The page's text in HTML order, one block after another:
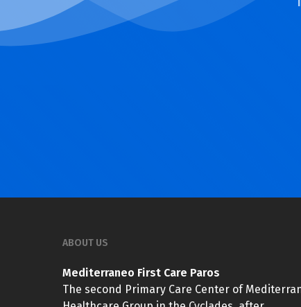
ABOUT US
Mediterraneo First Care Paros
The second Primary Care Center of